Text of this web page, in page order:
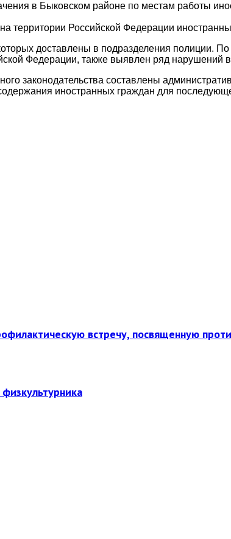
в Быковском районе по местам работы
территории Российской Федерации
доставлены в подразделения полиции.
Федерации, также выявлен ряд нарушений
законодательства составлены
иностранных граждан для
встречу, посвященную